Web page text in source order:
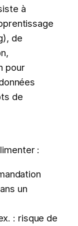
à
de
pour
de
:
un
: risque de